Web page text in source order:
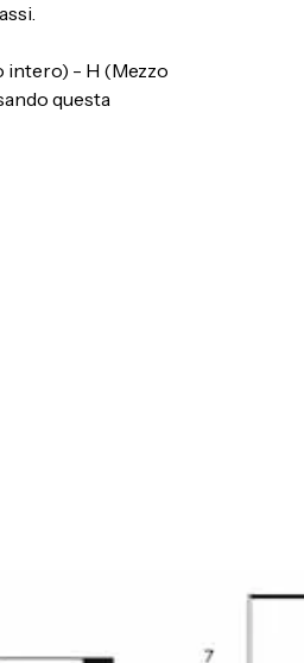
intero) - H (Mezzo
questa